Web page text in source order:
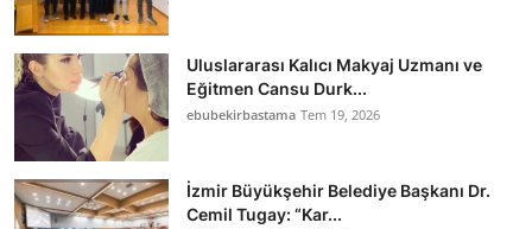
Uluslararası Kalıcı Makyaj Uzmanı ve
Eğitmen Cansu Durk...
ebubekirbastama Tem 19, 2026
İzmir Büyükşehir Belediye Başkanı Dr.
Cemil Tugay: “Kar...